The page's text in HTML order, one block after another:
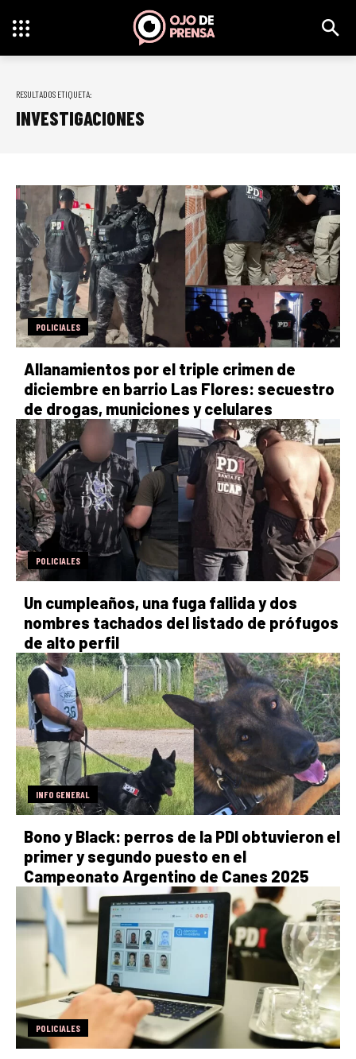
RESULTADOS ETIQUETA:
INVESTIGACIONES
POLICIALES
Allanamientos por el triple crimen de
diciembre en barrio Las Flores: secuestro
de drogas, municiones y celulares
POLICIALES
Un cumpleaños, una fuga fallida y dos
nombres tachados del listado de prófugos
de alto perfil
INFO GENERAL
Bono y Black: perros de la PDI obtuvieron el
primer y segundo puesto en el
Campeonato Argentino de Canes 2025
POLICIALES